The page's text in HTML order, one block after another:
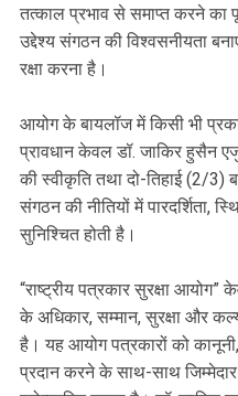
तत्काल प्रभाव से समाप्त करने का
उद्देश्य संगठन की विश्वसनीयता
रक्षा करना है।
आयोग के बायलॉज में किसी भी
प्रावधान केवल डॉ. जाकिर हुसैन
की स्वीकृति तथा दो-तिहाई (2/
संगठन की नीतियों में पारदर्शिता,
सुनिश्चित होती है।
“राष्ट्रीय पत्रकार सुरक्षा
के अधिकार, सम्मान, सुरक्षा और
है। यह आयोग पत्रकारों को
प्रदान करने के साथ-साथ